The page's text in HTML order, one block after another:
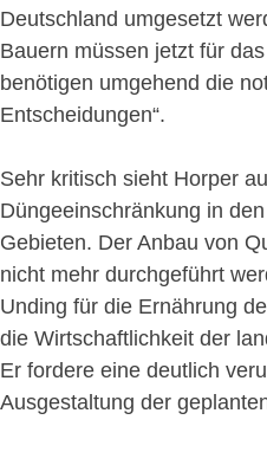
Deutschland umgesetzt
Bauern müssen jetzt für
benötigen umgehend die
Entscheidungen“.
Sehr kritisch sieht Horper
Düngeeinschränkung in
Gebieten. Der Anbau von
nicht mehr durchgeführt
Unding für die Ernährung
die Wirtschaftlichkeit der
Er fordere eine deutlich
Ausgestaltung der